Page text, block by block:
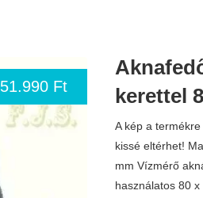
51.990 Ft
kerettel
A kép a
kissé eltérhet!
mm Vízmérő
használatos 80